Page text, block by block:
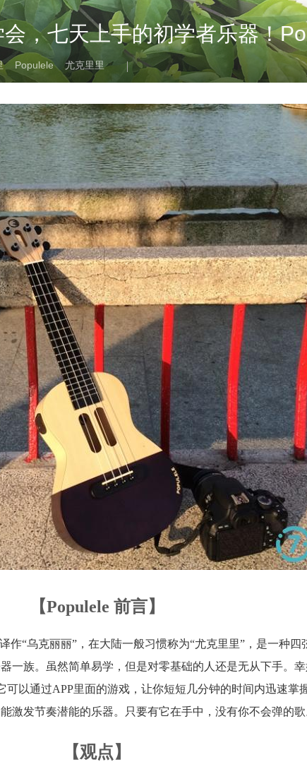
，七天上手的初学者乐器！
Populele 尤克里里
【Populele 前言】
作“乌克丽丽”，在大陆一般习惯称为“尤克里里”，是一种四
一族。虽然简单易学，但是对零基础的人还是无从下手。
可以通过APP里面的游戏，让你短短几分钟的时间内迅速掌
激发节奏潜能的乐器。只要有它在手中，没有你不会弹的歌
【观点】